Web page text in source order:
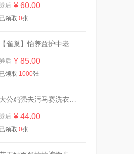
干皮水润版
券后 ¥ 118.00
强生婴儿油宝宝抚触按摩润肤
精油
券后 ¥ 25.90
立白内衣内裤除菌洗衣液480g
券后 ¥ 60.00
已领取 0张
【雀巢】怡养益护中老年成人奶粉850g
券后 ¥ 85.00
已领取 1000张
大公鸡强去污马赛洗衣皂300g*3块
券后 ¥ 44.00
已领取 0张